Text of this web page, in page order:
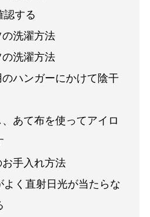
する
洗濯方法
洗濯方法
ハンガーにかけて陰干
あて布を使ってアイロ
手入れ方法
く直射日光が当たらな